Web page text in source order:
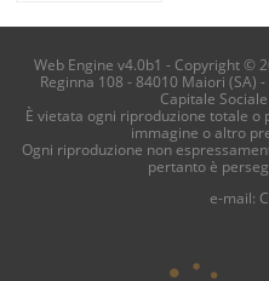
Web Engine v4.0b1 - Copyright ©
Reginna 108 - 84010 Maiori (SA)
Capitale
È vietata ogni riproduzione totale o
immagine o altro
Ogni riproduzione non
pertanto è
e-mail: